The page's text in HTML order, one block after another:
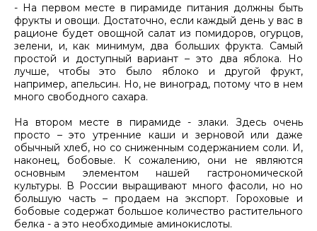
- На первом месте в пирамиде питания должны быть
фрукты и овощи. Достаточно, если каждый день у вас в
рационе будет овощной салат из помидоров, огурцов,
зелени, и, как минимум, два больших фрукта. Самый
простой и доступный вариант – это два яблока. Но
лучше, чтобы это было яблоко и другой фрукт,
например, апельсин. Но, не виноград, потому что в нем
много свободного сахара.
На втором месте в пирамиде - злаки. Здесь очень
просто – это утренние каши и зерновой или даже
обычный хлеб, но со сниженным содержанием соли. И,
наконец, бобовые. К сожалению, они не являются
основным элементом нашей гастрономической
культуры. В России выращивают много фасоли, но но
большую часть – продаем на экспорт. Гороховые и
бобовые содержат большое количество растительного
белка - а это необходимые аминокислоты.